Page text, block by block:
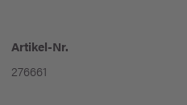
Artikel-Nr.
276661